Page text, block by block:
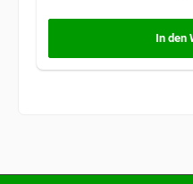
In den